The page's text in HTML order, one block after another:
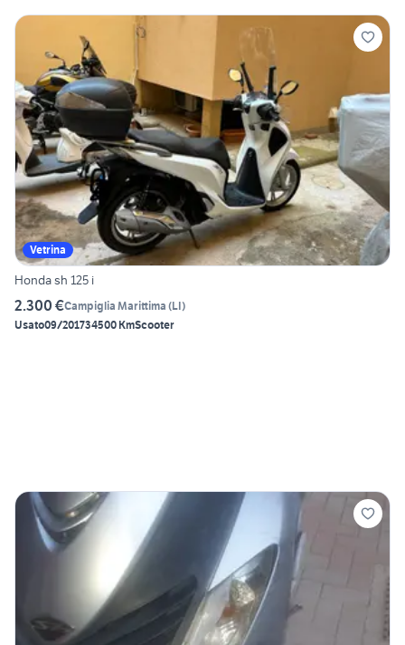
Vetrina
Honda sh 125 i
2.300 €Campiglia Marittima (LI)
Usato09/201734500 KmScooter